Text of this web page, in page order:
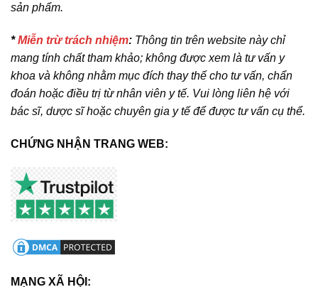
sản phẩm.
*Miễn trừ trách nhiệm: Thông tin trên website này chỉ
mang tính chất tham khảo; không được xem là tư vấn y
khoa và không nhằm mục đích thay thế cho tư vấn, chẩn
đoán hoặc điều trị từ nhân viên y tế. Vui lòng liên hệ với
bác sĩ, dược sĩ hoặc chuyên gia y tế để được tư vấn cụ thể.
CHỨNG NHẬN TRANG WEB:
MẠNG XÃ HỘI: